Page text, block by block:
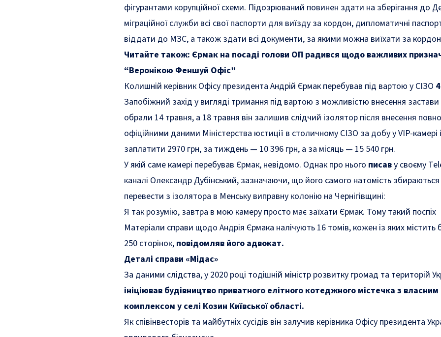
фігурантами корупційної схеми. Підозрюваний повинен здати на зберігання до
міграційної служби всі свої паспорти для виїзду за кордон, дипломатичні
віддати до МЗС, а також здати всі документи, за якими можна виїхати за
Читайте також: Єрмак на посаді голови ОП радився щодо важливих
“Веронікою Феншуй Офіс”
Колишній керівник Офісу президента Андрій Єрмак перебував під вартою у СІЗО
Запобіжний захід у вигляді тримання під вартою з можливістю внесення
обрали 14 травня, а 18 травня він залишив слідчий ізолятор після внесення
офіційними даними Міністерства юстиції в столичному СІЗО за добу у VIP-камері
заплатити 2970 грн, за тиждень — 10 396 грн, а за місяць — 15 540 грн.
У якій саме камері перебував Єрмак, невідомо. Однак про нього писаву своєму
каналі Олександр Дубінський, зазначаючи, що його самого натомість збираються
перевести з ізолятора в Менську виправну колонію на Чернігівщині:
Я так розумію, завтра в мою камеру просто має заїхати Єрмак. Тому такий поспіх
Матеріали справи щодо Андрія Єрмака налічують 16 томів, кожен із яких містить
250 сторінок, повідомляв його адвокат.
Деталі справи «Мідас»
За даними слідства, у 2020 році тодішній міністр розвитку громад та територій
ініціював будівництво приватного елітного котеджного містечка з власним
комплексом у селі Козин Київської області.
Як співінвесторів та майбутніх сусідів він залучив керівника Офісу президента